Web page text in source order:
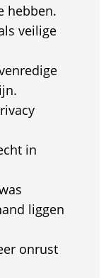
hebben.
veilige
in
liggen
onrust